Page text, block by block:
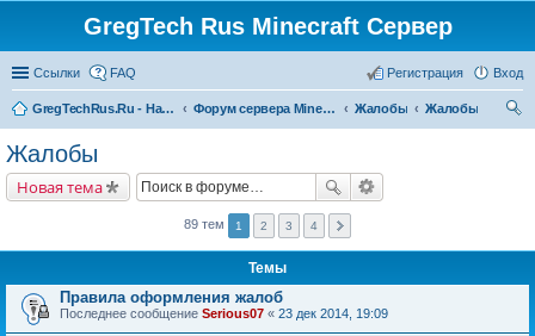
GregTech Rus Minecraft Сервер
Ссылки FAQ Вход
Регистрация
GregTechRus.Ru - На главную Форум сервера Minecraft Gregtech 1.7.10 Жалобы
Жалобы
Жалобы
Новая тема
89 тем 1 2 3 4
Темы
Правила оформления жалоб
Последнее сообщение Serious07 « 23 дек 2014, 19:09